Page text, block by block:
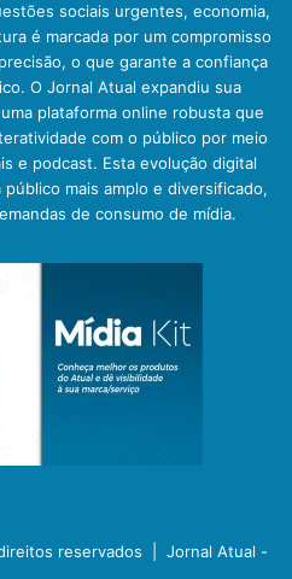
sociais urgentes, economia,
é marcada por um compromisso
o que garante a confiança
O Jornal Atual expandiu sua
plataforma online robusta que
com o público por meio
e podcast. Esta evolução digital
mais amplo e diversificado,
de consumo de mídia.
reservados | Jornal Atual -